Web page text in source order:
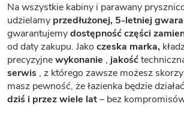
Na wszystkie kabiny i parawany
udzielamy przedłużonej, 5-letniej
gwarantujemydostępność części
od daty zakupu. Jako czeska marka,
precyzyjnewykonanie , jakość
serwis , z którego zawsze możesz
masz pewność, że łazienka będzie działać
dziś i przez wiele lat– bez